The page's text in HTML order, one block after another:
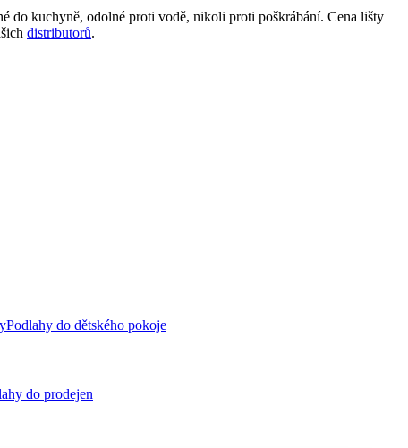
kuchyně, odolné proti vodě, nikoli proti poškrábání. Cena lišty
distributorů.
Podlahy do dětského pokoje
do prodejen